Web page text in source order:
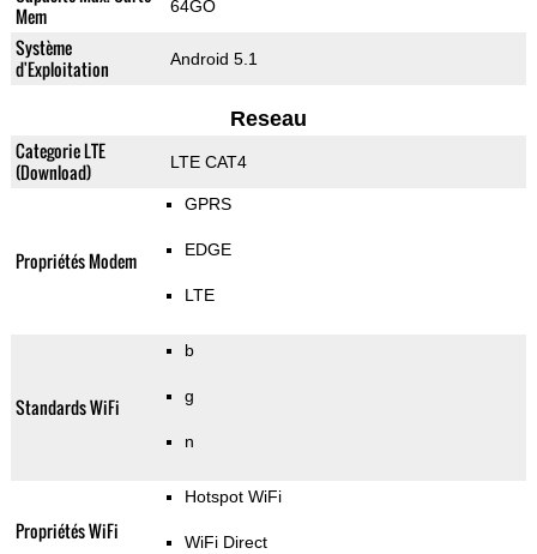
Mem
64GO
Système
d'Exploitation
Android 5.1
Reseau
Categorie LTE
(Download)
LTE CAT4
Propriétés Modem
GPRS
EDGE
LTE
Standards WiFi
b
g
n
Propriétés WiFi
Hotspot WiFi
WiFi Direct